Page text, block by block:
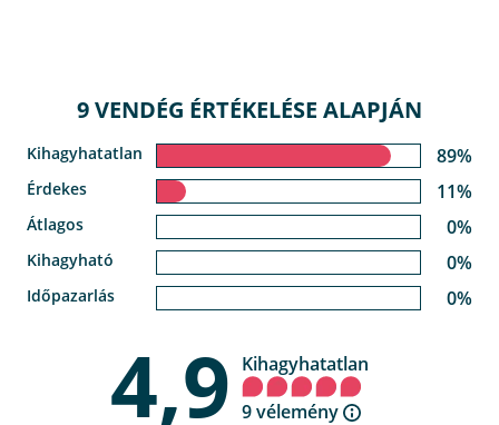
9 VENDÉG ÉRTÉKELÉSE ALAPJÁN
Kihagyhatatlan 89%
Érdekes 11%
Átlagos 0%
Kihagyható 0%
Időpazarlás 0%
4,9 Kihagyhatatlan
9 vélemény